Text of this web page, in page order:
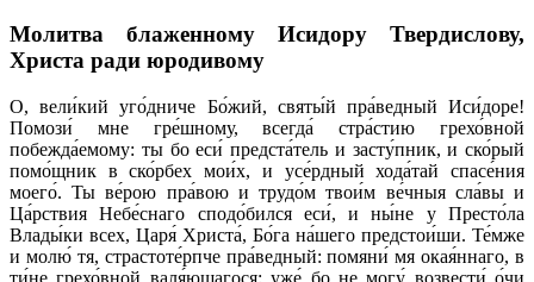
Молитва блаженному Исидору Твердислову,
Христа ради юродивому
О, вели́кий уго́дниче Бо́жий, святы́й пра́ведный Иси́доре!
Помози́ мне гре́шному, всегда́ стра́стию грехо́вной
побежда́емому: ты бо еси́ предста́тель и засту́пник, и ско́рый
помо́щник в ско́рбех мои́х, и усе́рдный хода́тай спасе́ния
моего́. Ты ве́рою пра́вою и трудо́м твои́м ве́чныя сла́вы и
Ца́рствия Небе́снаго сподо́бился еси́, и ны́не у Престо́ла
Влады́ки всех, Царя́ Христа́, Бо́га на́шего предстои́ши. Те́мже
и молю́ тя, страстоте́рпче пра́ведный: помяни́ мя окая́ннаго, в